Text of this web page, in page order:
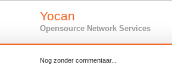
Yocan
Opensource Network Services
Nog zonder commentaar...